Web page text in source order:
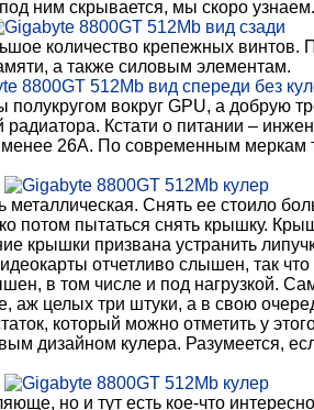
ним скрывается, мы скоро узнаем.
количество крепежных винтов.
а также силовым элементам.
вокруг GPU, а добрую
Кстати о питании –
26А. По современным
Снять ее стоило
потом пытаться снять крышку.
призвана устранить
отчетливо слышен, так
в том числе и под нагрузкой.
аж целых три штуки, а в свою
который можно отметить у
дизайном кулера. Разумеется,
но и тут есть кое-что